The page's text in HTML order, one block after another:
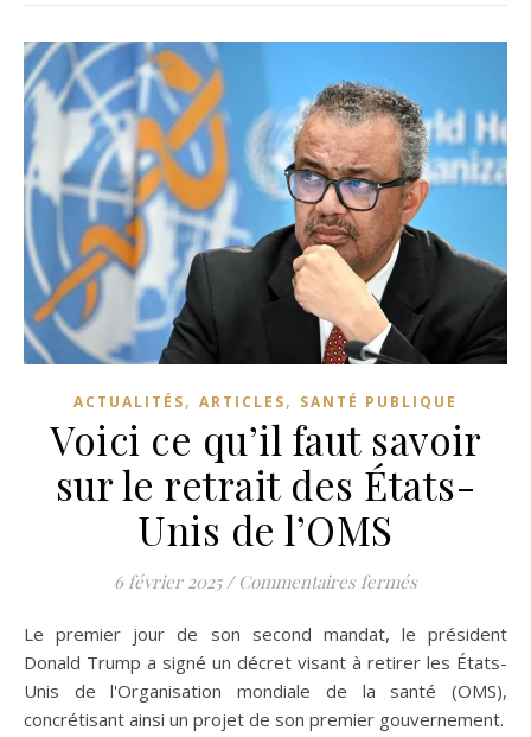
ACTUALITÉS, ARTICLES, SANTÉ PUBLIQUE
Voici ce qu’il faut savoir
sur le retrait des États-
Unis de l’OMS
6 février 2025 / Commentaires ferméssur Voici ce
Le premier jour de son second mandat, le président
Donald Trump a signé un décret visant à retirer les États-
Unis de l'Organisation mondiale de la santé (OMS),
concrétisant ainsi un projet de son premier gouvernement.